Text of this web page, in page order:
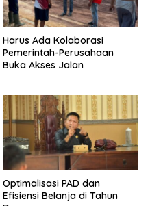
Harus Ada Kolaborasi
Pemerintah-Perusahaan
Buka Akses Jalan
Optimalisasi PAD dan
Efisiensi Belanja di Tahun